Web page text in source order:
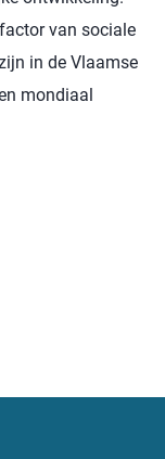
van sociale
in de Vlaamse
mondiaal